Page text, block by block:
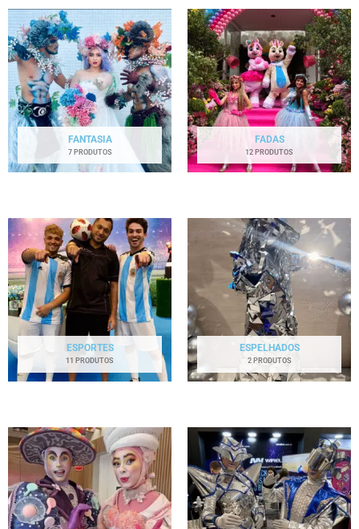
FANTASIA
7 PRODUTOS
FADAS
12 PRODUTOS
ESPORTES
11 PRODUTOS
ESPELHADOS
2 PRODUTOS